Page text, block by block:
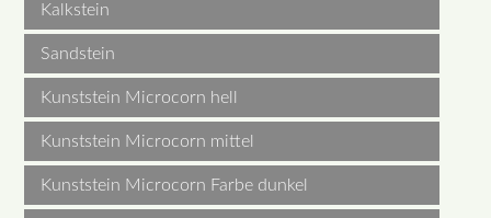
Kalkstein
Sandstein
Kunststein Microcorn hell
Kunststein Microcorn mittel
Kunststein Microcorn Farbe dunkel